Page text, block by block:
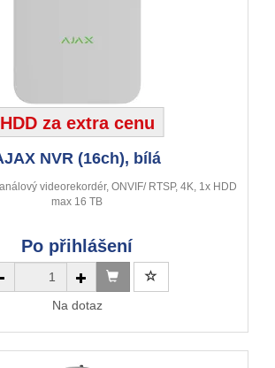
HDD za extra cenu
NVR (16ch), bílá
videorekordér, ONVIF/ RTSP, 4K, 1x HDD
max 16 TB
Po přihlášení
Na dotaz